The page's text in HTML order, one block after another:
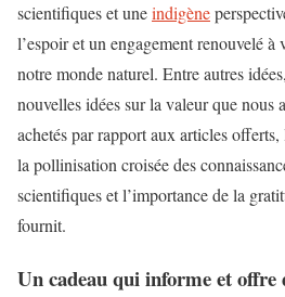
scientifiques et uneindigène
l’espoir et un engagement renouvelé
notre monde naturel. Entre autres
nouvelles idées sur la valeur que nous
achetés par rapport aux articles
la pollinisation croisée des
scientifiques et l’importance de la
fournit.
Un cadeau qui informe et offre